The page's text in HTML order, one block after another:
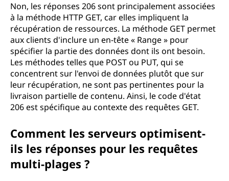
Non, les réponses 206 sont principalement associées
à la méthode HTTP GET, car elles impliquent la
récupération de ressources. La méthode GET permet
aux clients d'inclure un en-tête « Range » pour
spécifier la partie des données dont ils ont besoin.
Les méthodes telles que POST ou PUT, qui se
concentrent sur l'envoi de données plutôt que sur
leur récupération, ne sont pas pertinentes pour la
livraison partielle de contenu. Ainsi, le code d'état
206 est spécifique au contexte des requêtes GET.
Comment les serveurs optimisent-
ils les réponses pour les requêtes
multi-plages ?